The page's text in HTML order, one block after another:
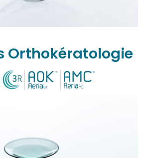
Orthokératologie